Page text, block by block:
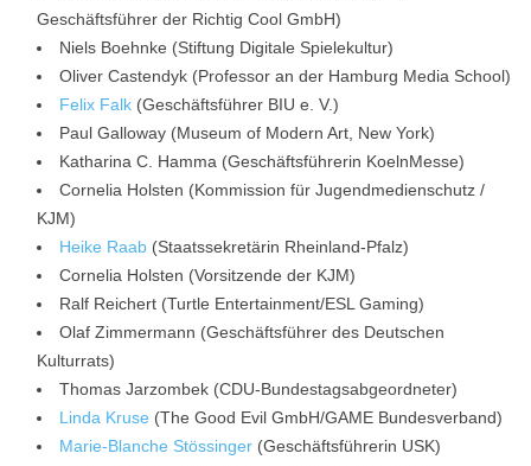
Geschäftsführer der Richtig Cool GmbH)
Niels Boehnke (Stiftung Digitale Spielekultur)
Oliver Castendyk (Professor an der Hamburg Media School)
Felix Falk (Geschäftsführer BIU e. V.)
Paul Galloway (Museum of Modern Art, New York)
Katharina C. Hamma (Geschäftsführerin KoelnMesse)
Cornelia Holsten (Kommission für Jugendmedienschutz /
KJM)
Heike Raab (Staatssekretärin Rheinland-Pfalz)
Cornelia Holsten (Vorsitzende der KJM)
Ralf Reichert (Turtle Entertainment/ESL Gaming)
Olaf Zimmermann (Geschäftsführer des Deutschen
Kulturrats)
Thomas Jarzombek (CDU-Bundestagsabgeordneter)
Linda Kruse (The Good Evil GmbH/GAME Bundesverband)
Marie-Blanche Stössinger (Geschäftsführerin USK)